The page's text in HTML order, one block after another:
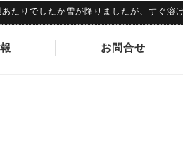
でしたか雪が降りましたが、すぐ溶ける
お問合せ